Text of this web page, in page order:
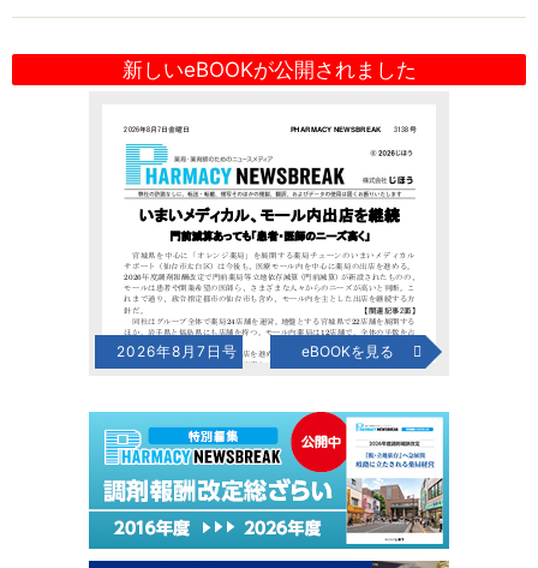
新しいeBOOKが公開されました
2026年8月7日号 eBOOKを見る